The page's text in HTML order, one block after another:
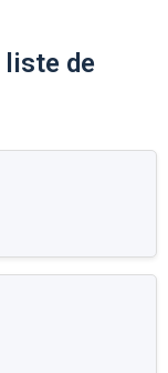
liste de